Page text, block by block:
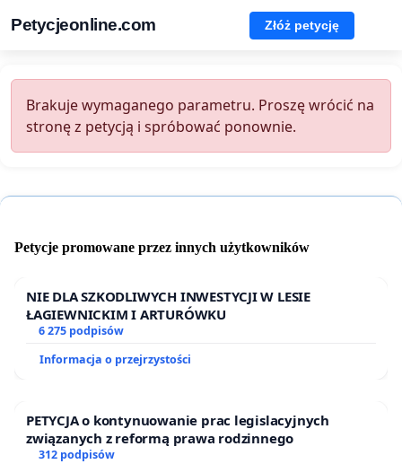
Petycjeonline.com Złóż petycję
Brakuje wymaganego parametru. Proszę wrócić na
stronę z petycją i spróbować ponownie.
Petycje promowane przez innych użytkowników
NIE DLA SZKODLIWYCH INWESTYCJI W LESIE
ŁAGIEWNICKIM I ARTURÓWKU
6 275 podpisów
Informacja o przejrzystości
PETYCJA o kontynuowanie prac legislacyjnych
związanych z reformą prawa rodzinnego
312 podpisów